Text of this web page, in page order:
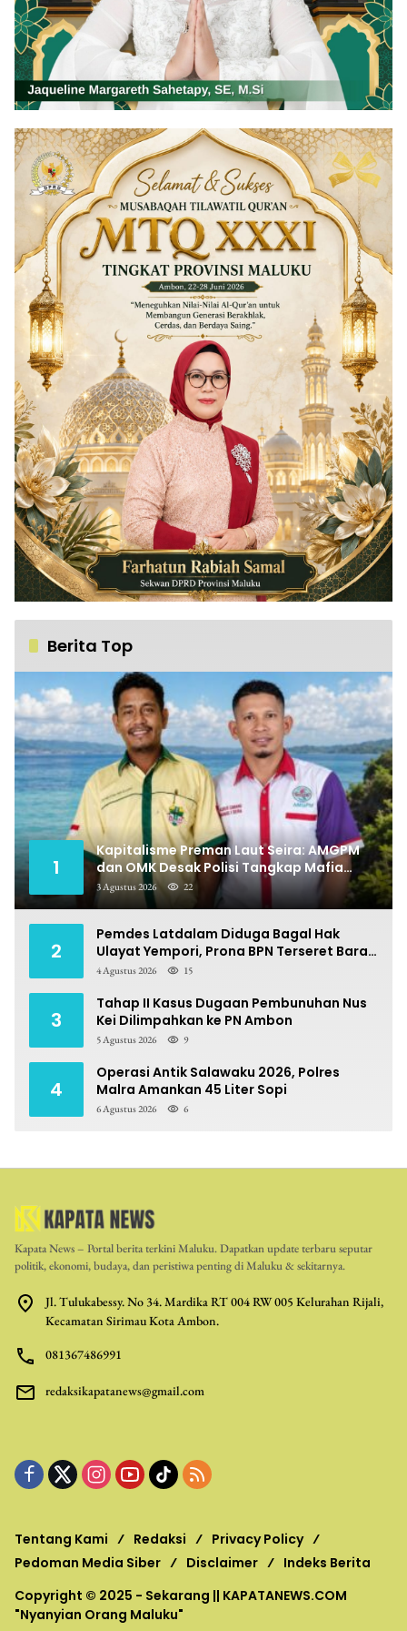
Berita Top
1
Kapitalisme Preman Laut Seira: AMGPM
dan OMK Desak Polisi Tangkap Mafia
Pungli
3 Agustus 2026 22
2
Pemdes Latdalam Diduga Bagal Hak
Ulayat Yempori, Prona BPN Terseret Bara
Sengketa
4 Agustus 2026 15
3
Tahap II Kasus Dugaan Pembunuhan Nus
Kei Dilimpahkan ke PN Ambon
5 Agustus 2026 9
4
Operasi Antik Salawaku 2026, Polres
Malra Amankan 45 Liter Sopi
6 Agustus 2026 6
Kapata News – Portal berita terkini Maluku. Dapatkan update terbaru seputar
politik, ekonomi, budaya, dan peristiwa penting di Maluku & sekitarnya.
Jl. Tulukabessy. No 34. Mardika RT 004 RW 005 Kelurahan Rijali,
Kecamatan Sirimau Kota Ambon.
081367486991
redaksikapatanews@gmail.com
Tentang Kami Redaksi
Privacy Policy
Pedoman Media Siber
Disclaimer
Indeks Berita
Copyright © 2025 - Sekarang || KAPATANEWS.COM
"Nyanyian Orang Maluku"